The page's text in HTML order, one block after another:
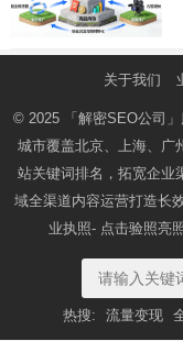
关于我们
© 2025 「解密SEO公司」
城市覆盖北京、上海、广
站关键词排名，拓宽企业
域全渠道内容运营打造长
业执照- 点击验照亮
热搜: 流量变现